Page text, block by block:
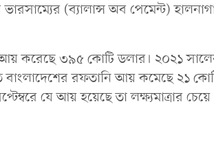
(ব্যালান্স অব পেমেন্ট)
আয় করেছে ৩৯৫ কোটি ডলার। ২০২১
রফতানি আয় কমেছে ২১
যে আয় হয়েছে তা লক্ষ্যমাত্রার